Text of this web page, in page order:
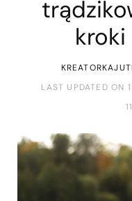
kroki
LAST UPDATED ON